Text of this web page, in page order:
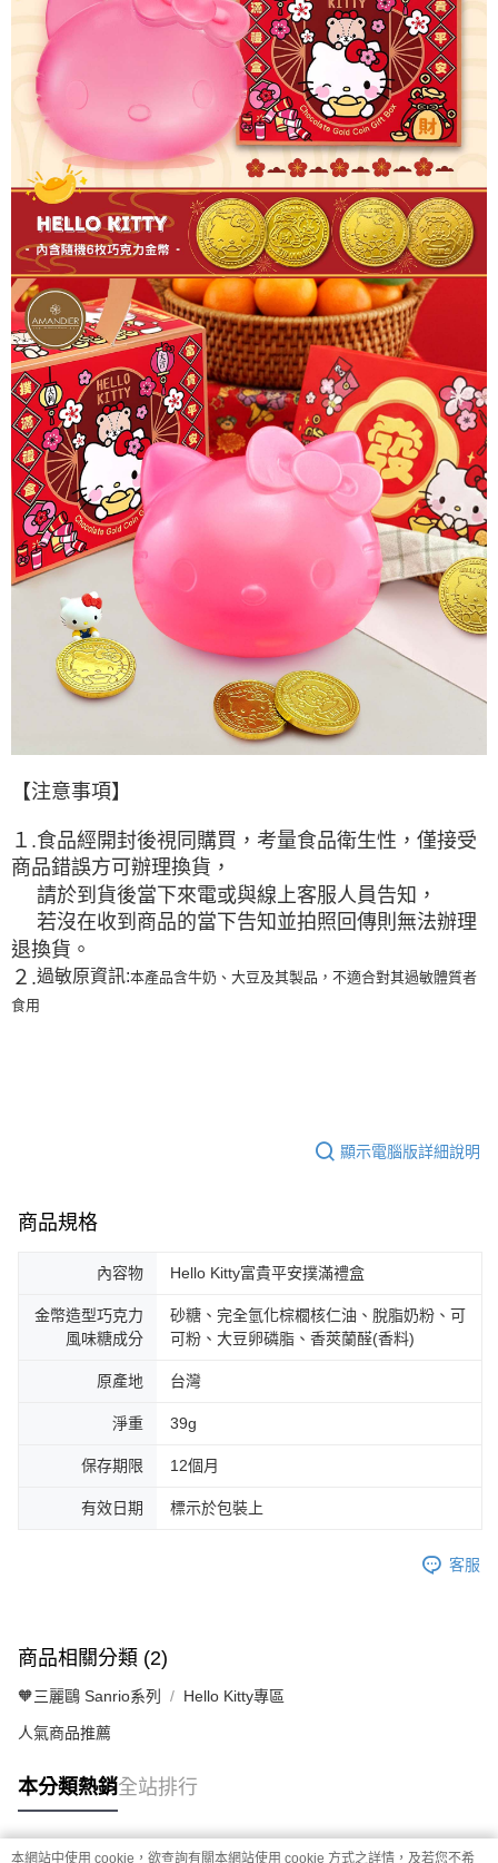
【注意事項】
１.食品經開封後視同購買，考量食品衛生性，僅接受
商品錯誤方可辦理換貨，
請於到貨後當下來電或與線上客服人員告知，
若沒在收到商品的當下告知並拍照回傳則無法辦理
退換貨。
２.過敏原資訊:本產品含牛奶、大豆及其製品，不適合對其過敏體質者
食用
顯示電腦版詳細說明
商品規格
內容物 Hello Kitty富貴平安撲滿禮盒
金幣造型巧克力
風味糖成分
砂糖、完全氫化棕櫚核仁油、脫脂奶粉、可
可粉、大豆卵磷脂、香莢蘭醛(香料)
原產地 台灣
淨重 39g
保存期限 12個月
有效日期 標示於包裝上
客服
商品相關分類 (2)
🧡三麗鷗 Sanrio系列 Hello Kitty專區
人氣商品推薦
本分類熱銷全站排行
本網站中使用 cookie，欲查詢有關本網站使用 cookie 方式之詳情，及若您不希